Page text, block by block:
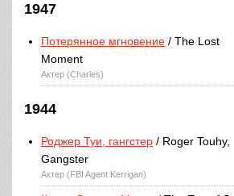
1947
Потерянное мгновение / The Lost
Moment
Актер (Charles)
1944
Роджер Туи, гангстер / Roger Touhy,
Gangster
Актер (FBI Agent Kerrigan)